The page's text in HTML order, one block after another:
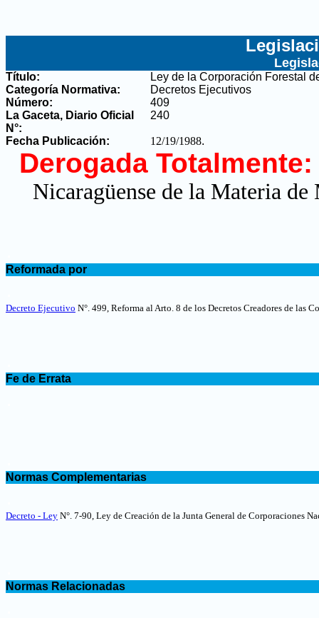
Título:
Ley de la Corporación Forestal
Categoría Normativa:
Decretos Ejecutivos
Número:
409
La Gaceta, Diario Oficial
N°:
240
Fecha Publicación: 12/19/1988.
Derogada Totalmente:
Nicaragüense de la Materia
Reformada por
Decreto Ejecutivo N°. 499, Reforma al Arto. 8 de los Decretos Creadores de las
Fe de Errata
Normas Complementarias
Decreto - Ley N°. 7-90, Ley de Creación de la Junta General de Corporaciones
Normas Relacionadas